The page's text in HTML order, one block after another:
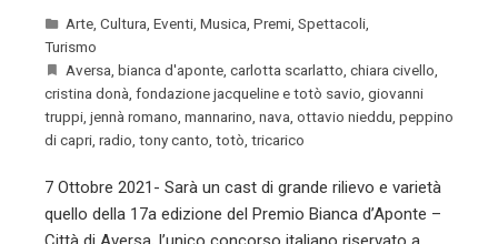
Arte Cultura Eventi Musica Premi Spettacoli
Turismo
Aversa bianca d'aponte carlotta scarlatto chiara civello
cristina donà fondazione jacqueline e totò savio giovanni
truppi jennà romano mannarino nava ottavio nieddu peppino
di capri radio tony canto totò tricarico
7 Ottobre 2021- Sarà un cast di grande rilievo e varietà
quello della 17a edizione del Premio Bianca d’Aponte –